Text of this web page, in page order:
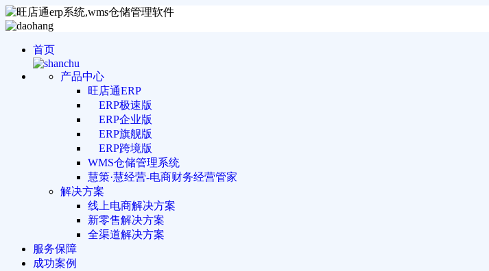
首页
产品中心
旺店通ERP
ERP极速版
ERP企业版
ERP旗舰版
ERP跨境版
WMS仓储管理系统
慧策·慧经营-电商财务经营管家
解决方案
线上电商解决方案
新零售解决方案
全渠道解决方案
服务保障
成功案例